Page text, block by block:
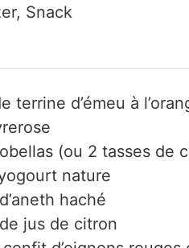
Snack
terrine d’émeu à
(ou 2 tasses de
nature
haché
jus de citron